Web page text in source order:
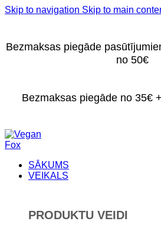
Skip to navigation Skip to main
Bezmaksas piegāde
no 50€
Bezmaksas piegāde no 35€
SĀKUMS
VEIKALS
PRODUKTU VEIDI